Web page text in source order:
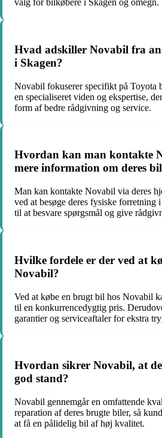
valg for bilkøbere i Skagen og omegn.
Hvad adskiller Novabil fra
i Skagen?
Novabil fokuserer specifikt på Toyota
en specialiseret viden og ekspertise,
form af bedre rådgivning og service.
Hvordan kan man kontakte
mere information om deres
Man kan kontakte Novabil via deres
ved at besøge deres fysiske forretning
til at besvare spørgsmål og give
Hvilke fordele er der ved at
Novabil?
Ved at købe en brugt bil hos Novabil
til en konkurrencedygtig pris.
garantier og serviceaftaler for ekstra
Hvordan sikrer Novabil, at
god stand?
Novabil gennemgår en omfattende
reparation af deres brugte biler, så
at få en pålidelig bil af høj kvalitet.